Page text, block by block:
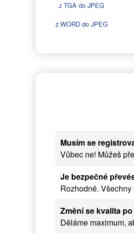
z TGA do JPEG
z WORD do JPEG
Musím se
Vůbec ne! Můžeš
Je bezpečné
Rozhodně.
Změní se kvalita
Děláme maximum,